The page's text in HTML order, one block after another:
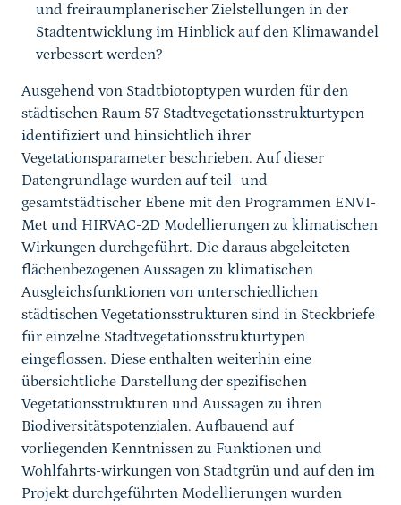
und freiraumplanerischer Zielstellungen in der
Stadtentwicklung im Hinblick auf den Klimawandel
verbessert werden?
Ausgehend von Stadtbiotoptypen wurden für den
städtischen Raum 57 Stadtvegetationsstrukturtypen
identifiziert und hinsichtlich ihrer
Vegetationsparameter beschrieben. Auf dieser
Datengrundlage wurden auf teil- und
gesamtstädtischer Ebene mit den Programmen ENVI-
Met und HIRVAC-2D Modellierungen zu klimatischen
Wirkungen durchgeführt. Die daraus abgeleiteten
flächenbezogenen Aussagen zu klimatischen
Ausgleichsfunktionen von unterschiedlichen
städtischen Vegetationsstrukturen sind in Steckbriefe
für einzelne Stadtvegetationsstrukturtypen
eingeflossen. Diese enthalten weiterhin eine
übersichtliche Darstellung der spezifischen
Vegetationsstrukturen und Aussagen zu ihren
Biodiversitätspotenzialen. Aufbauend auf
vorliegenden Kenntnissen zu Funktionen und
Wohlfahrts-wirkungen von Stadtgrün und auf den im
Projekt durchgeführten Modellierungen wurden